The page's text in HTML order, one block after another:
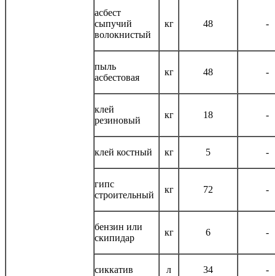
асбест
сыпучий
волокнистый
кг 48 -
пыль
асбестовая
кг 48 -
клей
резиновый
кг 18 -
клей костный кг 5 -
гипс
строительный
кг 72 -
бензин или
скипидар
кг 6 -
сиккатив л 34 -